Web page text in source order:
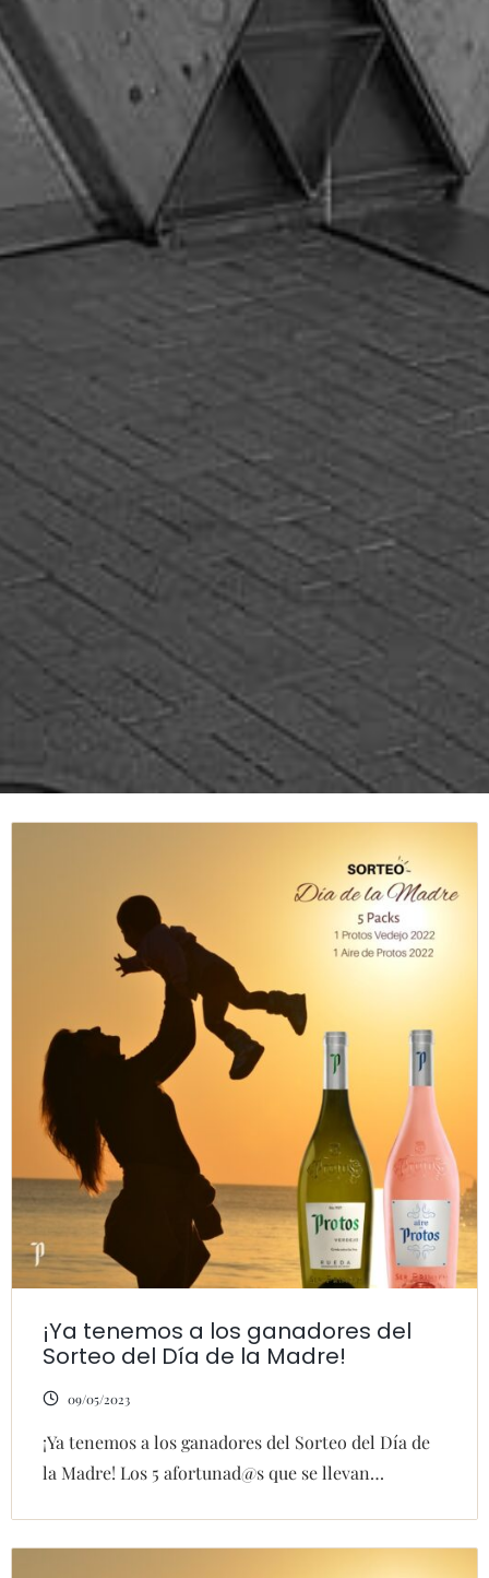
¡Ya tenemos a los ganadores del
Sorteo del Día de la Madre!
09/05/2023
¡Ya tenemos a los ganadores del Sorteo del Día de
la Madre! Los 5 afortunad@s que se llevan…